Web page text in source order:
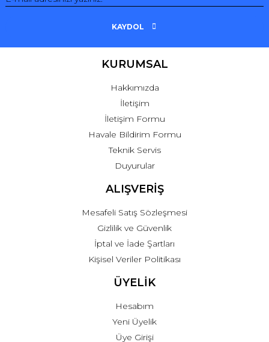
KAYDOL
KURUMSAL
Hakkımızda
İletişim
İletişim Formu
Havale Bildirim Formu
Teknik Servis
Duyurular
ALIŞVERİŞ
Mesafeli Satış Sözleşmesi
Gizlilik ve Güvenlik
İptal ve İade Şartları
Kişisel Veriler Politikası
ÜYELİK
Hesabım
Yeni Üyelik
Üye Girişi